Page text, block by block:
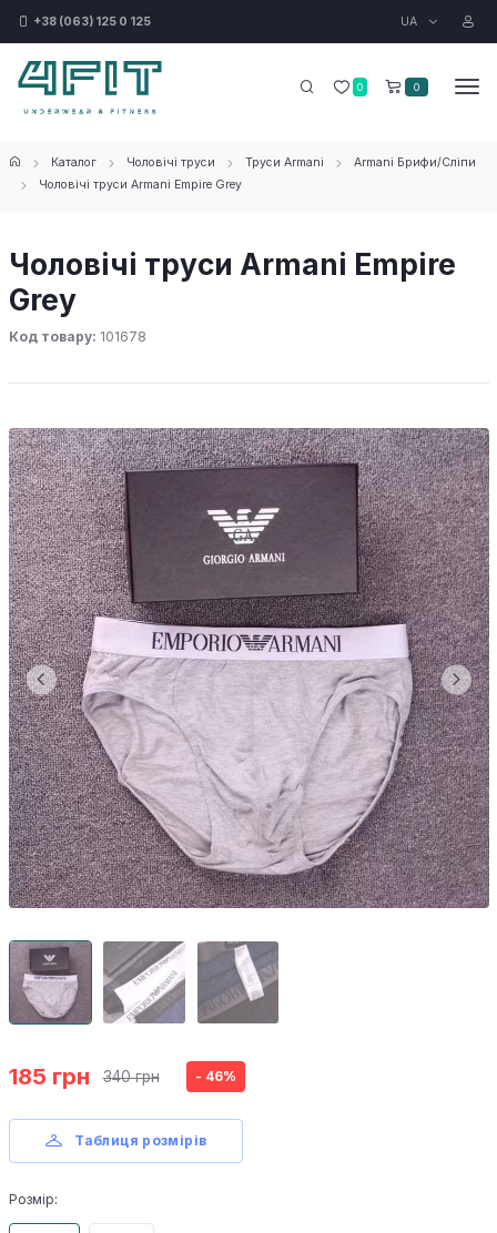
+38 (063) 125 0 125 UA
0 0
Каталог Чоловічі труси Труси Armani
Armani Брифи/Сліпи
Чоловічі труси Armani Empire Grey
Чоловічі труси Armani Empire
Grey
Код товару: 101678
185 грн 340 грн - 46%
Таблиця розмірів
Розмір: